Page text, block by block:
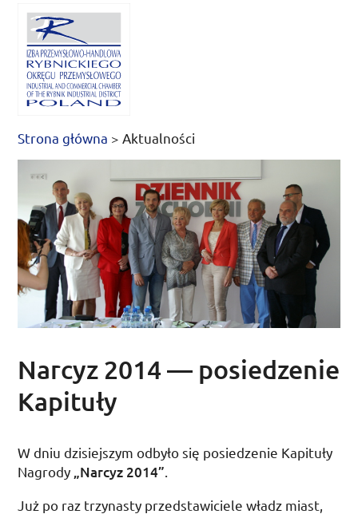
Strona główna > Aktualności
Narcyz 2014 — posiedzenie
Kapituły
W dniu dzisiejszym odbyło się posiedzenie Kapituły
Nagrody „Narcyz 2014”
Już po raz trzynasty przedstawiciele władz miast,